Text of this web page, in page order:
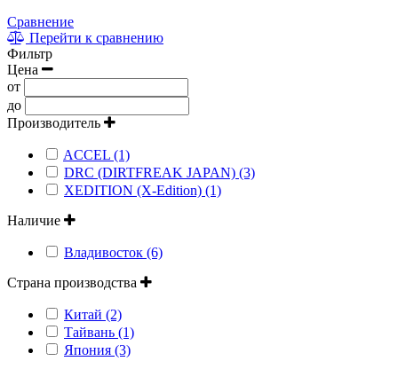
Сравнение
Перейти к сравнению
Фильтр
Цена
от
до
Производитель
ACCEL (1)
DRC (DIRTFREAK JAPAN) (3)
XEDITION (X-Edition) (1)
Наличие
Владивосток (6)
Страна производства
Китай (2)
Тайвань (1)
Япония (3)